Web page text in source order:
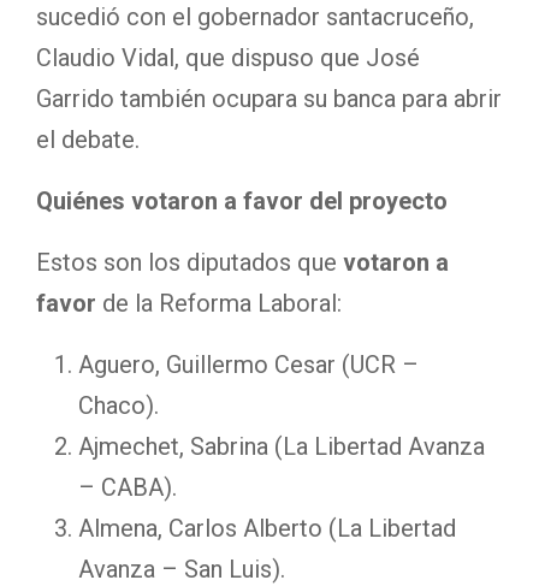
sucedió con el gobernador santacruceño,
Claudio Vidal, que dispuso que José
Garrido también ocupara su banca para abrir
el debate.
Quiénes votaron a favor del proyecto
Estos son los diputados que votaron a
favor de la Reforma Laboral:
Aguero, Guillermo Cesar (UCR –
Chaco).
Ajmechet, Sabrina (La Libertad Avanza
– CABA).
Almena, Carlos Alberto (La Libertad
Avanza – San Luis).